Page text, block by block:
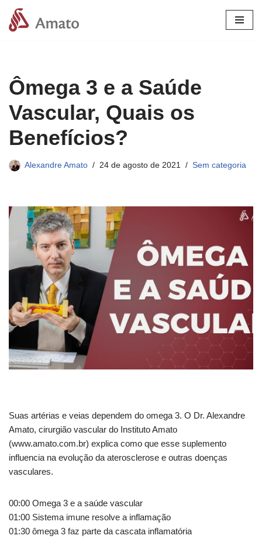
Pular
Ômega 3 e a Saúde
Vascular, Quais os
Benefícios?
Alexandre Amato 24 de agosto de 2021 Sem categoria
Suas artérias e veias dependem do omega 3. O Dr. Alexandre
Amato, cirurgião vascular do Instituto Amato
(www.amato.com.br) explica como que esse suplemento
influencia na evolução da aterosclerose e outras doenças
vasculares.
00:00 Omega 3 e a saúde vascular
01:00 Sistema imune resolve a inflamação
01:30 ômega 3 faz parte da cascata inflamatória